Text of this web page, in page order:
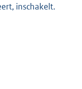
inschakelt.